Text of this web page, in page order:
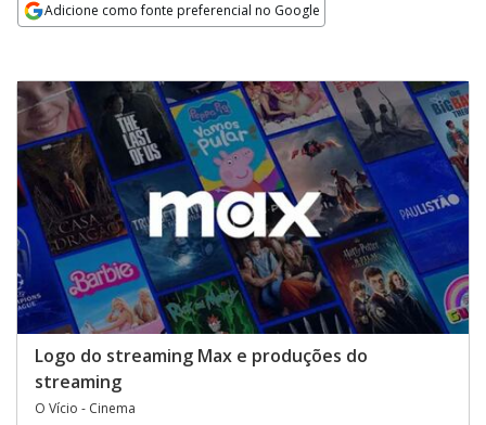
Adicione como fonte preferencial no Google
Logo do streaming Max e produções do
streaming
O Vício - Cinema